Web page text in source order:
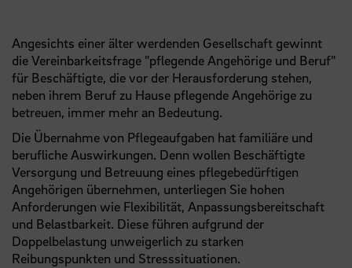
Angesichts einer älter werdenden Gesellschaft gewinnt
die Vereinbarkeitsfrage "pflegende Angehörige und Beruf"
für Beschäftigte, die vor der Herausforderung stehen,
neben ihrem Beruf zu Hause pflegende Angehörige zu
betreuen, immer mehr an Bedeutung.
Die Übernahme von Pflegeaufgaben hat familiäre und
berufliche Auswirkungen. Denn wollen Beschäftigte
Versorgung und Betreuung eines pflegebedürftigen
Angehörigen übernehmen, unterliegen Sie hohen
Anforderungen wie Flexibilität, Anpassungsbereitschaft
und Belastbarkeit. Diese führen aufgrund der
Doppelbelastung unweigerlich zu starken
Reibungspunkten und Stresssituationen.